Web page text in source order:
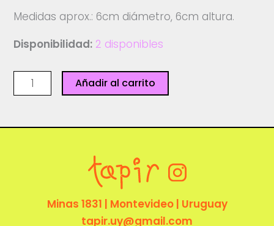
Medidas aprox.: 6cm diámetro, 6cm altura.
Disponibilidad: 2 disponibles
Pocillos
chicos
Ceramicazinc
Añadir al carrito
Minas 1831 | Montevideo | Uruguay
tapir.uy@gmail.com